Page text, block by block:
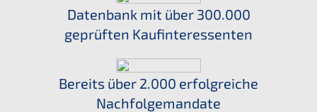
Daten­bank mit über 300.000
geprüf­ten Kaufinteressenten
Bereits über 2.000 erfolg­rei­che
Nachfolgemandate